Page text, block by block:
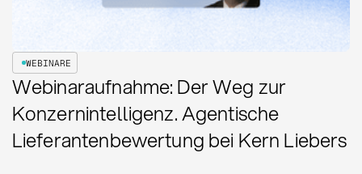
WEBINARE
Webinaraufnahme: Der Weg zur
Konzernintelligenz. Agentische
Lieferantenbewertung bei Kern Liebers